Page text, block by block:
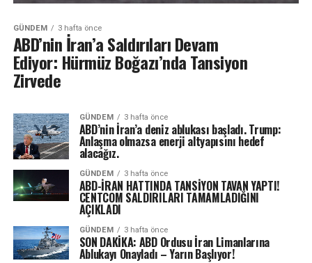
GÜNDEM 3 hafta önce
ABD’nin İran’a Saldırıları Devam
Ediyor: Hürmüz Boğazı’nda Tansiyon
Zirvede
GÜNDEM 3 hafta önce
ABD’nin İran’a deniz ablukası başladı. Trump:
Anlaşma olmazsa enerji altyapısını hedef
alacağız.
GÜNDEM 3 hafta önce
ABD-İRAN HATTINDA TANSİYON TAVAN YAPTI!
CENTCOM SALDIRILARI TAMAMLADIĞINI
AÇIKLADI
GÜNDEM 3 hafta önce
SON DAKİKA: ABD Ordusu İran Limanlarına
Ablukayı Onayladı – Yarın Başlıyor!